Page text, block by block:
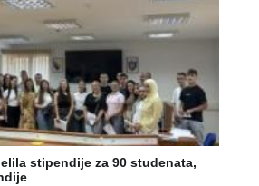
stipendije za 90 studenata,